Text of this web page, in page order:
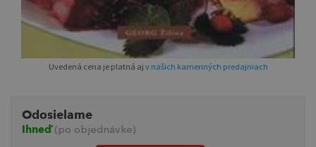
Uvedená cena je platná aj v našich kamenných predajniach
Odosielame
Ihneď(po objednávke)